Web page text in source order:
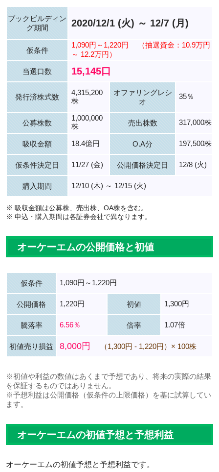
ブックビルディン
グ期間
2020/12/1 (火) ～ 12/7 (月)
仮条件
1,090円～1,220円
（抽選資金：10.9万円
～ 12.2万円）
当選口数 15,145口
発行済株式数
4,315,200
株
オファリングレシ
オ
35％
公募株数
1,000,000
株
売出株数 317,000株
吸収金額 18.4億円 O.A分 197,500株
仮条件決定日 11/27 (金) 公開価格決定日 12/8 (火)
購入期間 12/10 (木) ～ 12/15 (火)
※ 吸収金額は公募株、売出株、OA株を含む。
※ 申込・購入期間は各証券会社で異なります。
オーケーエムの公開価格と初値
仮条件 1,090円～1,220円
公開価格 1,220円 初値 1,300円
騰落率 6.56％ 倍率 1.07倍
初値売り損益 8,000円 （1,300円 - 1,220円）× 100株
※初値や利益の数値はあくまで予想であり、将来の実際の結果
を保証するものではありません。
※予想利益は公開価格（仮条件の上限価格）を基に試算してい
ます。
オーケーエムの初値予想と予想利益
オーケーエムの初値予想と予想利益です。